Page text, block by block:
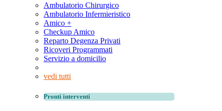
Ambulatorio Chirurgico
Ambulatorio Infermieristico
Amico +
Checkup Amico
Reparto Degenza Privati
Ricoveri Programmati
Servizio a domicilio
vedi tutti
Pronti interventi